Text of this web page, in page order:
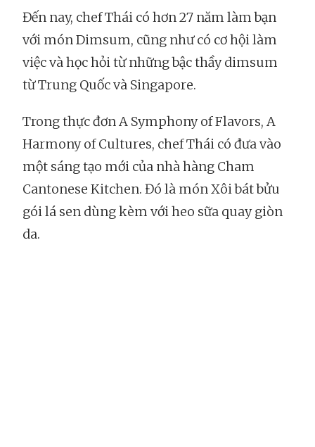
Đến nay, chef Thái có hơn 27 năm làm bạn
với món Dimsum, cũng như có cơ hội làm
việc và học hỏi từ những bậc thầy dimsum
từ Trung Quốc và Singapore.
Trong thực đơn A Symphony of Flavors, A
Harmony of Cultures, chef Thái có đưa vào
một sáng tạo mới của nhà hàng Cham
Cantonese Kitchen. Đó là món Xôi bát bửu
gói lá sen dùng kèm với heo sữa quay giòn
da.